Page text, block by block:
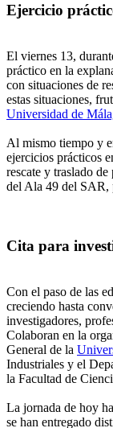
Ejercicio
El viernes 13,
práctico en la
con situaciones de
estas situaciones,
Universidad de
Al mismo tiempo y
ejercicios prácticos
rescate y traslado
del Ala 49 del SAR,
Cita para
Con el paso de las
creciendo hasta
investigadores,
Colaboran en la
General de la
Industriales y el
la Facultad de
La jornada de hoy
se han entregado